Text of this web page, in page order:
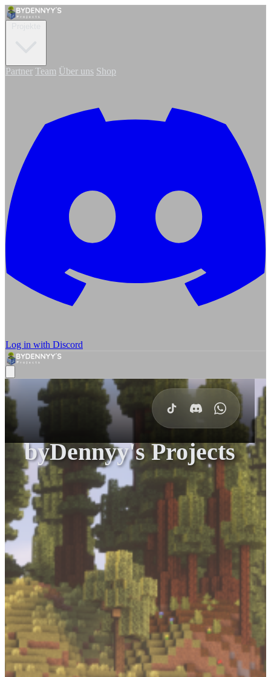
Partner Team Über uns Shop
Log in with Discord
byDennyy's Projects